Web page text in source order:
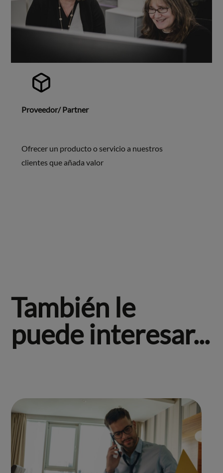
Proveedor/ Partner
Ofrecer un producto o servicio a nuestros
clientes que añada valor
También le
puede interesar...